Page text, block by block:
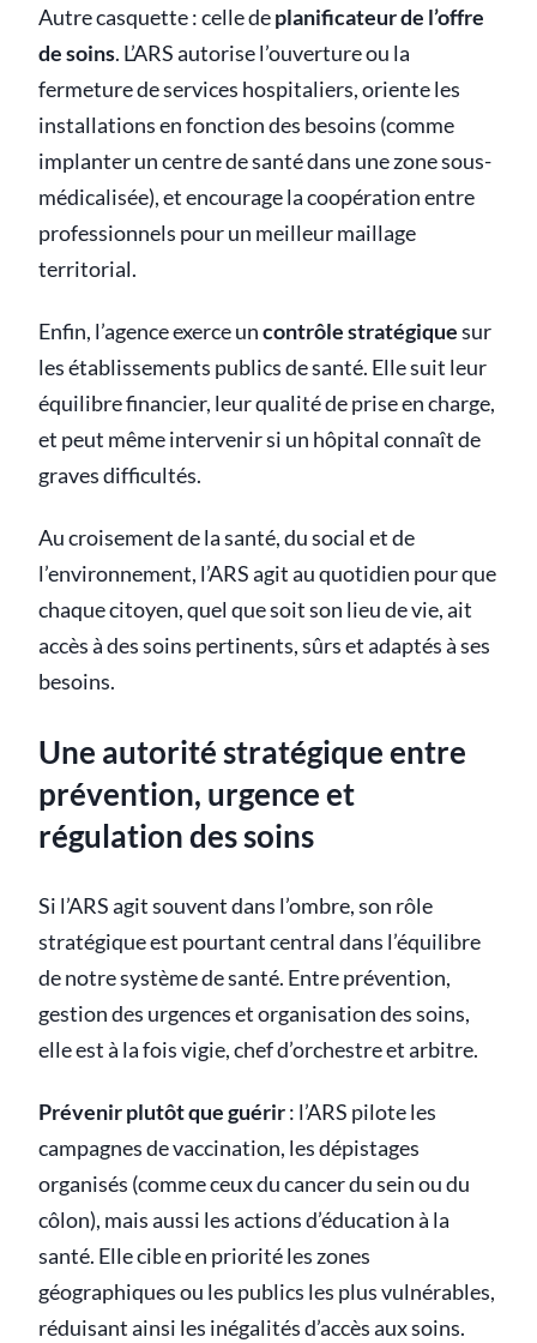
Autre casquette : celle deplanificateur de l’offre
de soins. L’ARS autorise l’ouverture ou la
fermeture de services hospitaliers, oriente les
installations en fonction des besoins (comme
implanter un centre de santé dans une zone sous-
médicalisée), et encourage la coopération entre
professionnels pour un meilleur maillage
territorial.
Enfin, l’agence exerce uncontrôle stratégiquesur
les établissements publics de santé. Elle suit leur
équilibre financier, leur qualité de prise en charge,
et peut même intervenir si un hôpital connaît de
graves difficultés.
Au croisement de la santé, du social et de
l’environnement, l’ARS agit au quotidien pour que
chaque citoyen, quel que soit son lieu de vie, ait
accès à des soins pertinents, sûrs et adaptés à ses
besoins.
Une autorité stratégique entre
prévention, urgence et
régulation des soins
Si l’ARS agit souvent dans l’ombre, son rôle
stratégique est pourtant central dans l’équilibre
de notre système de santé. Entre prévention,
gestion des urgences et organisation des soins,
elle est à la fois vigie, chef d’orchestre et arbitre.
Prévenir plutôt que guérir: l’ARS pilote les
campagnes de vaccination, les dépistages
organisés (comme ceux du cancer du sein ou du
côlon), mais aussi les actions d’éducation à la
santé. Elle cible en priorité les zones
géographiques ou les publics les plus vulnérables,
réduisant ainsi les inégalités d’accès aux soins.